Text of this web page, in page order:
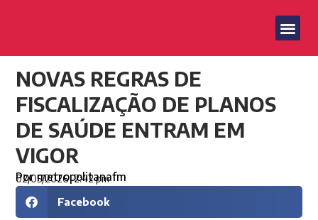
NOVAS REGRAS DE
FISCALIZAÇÃO DE PLANOS
DE SAÚDE ENTRAM EM
VIGOR
Pormetropolitanafm
02/05/2026 2:42 pm
Facebook